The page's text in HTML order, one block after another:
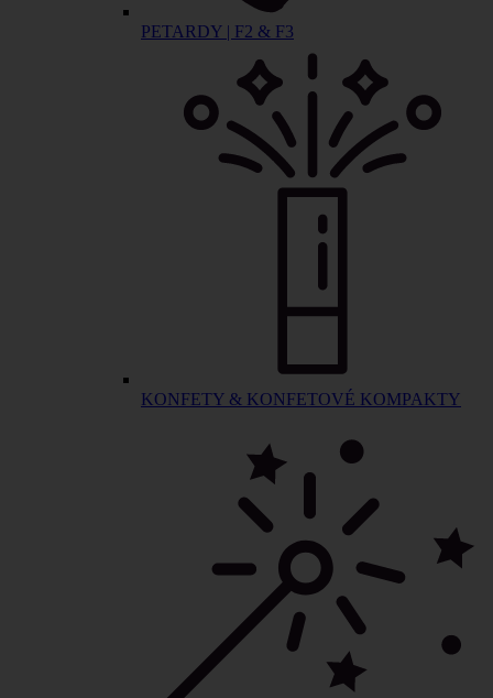
PETARDY | F2 & F3
KONFETY & KONFETOVÉ KOMPAKTY